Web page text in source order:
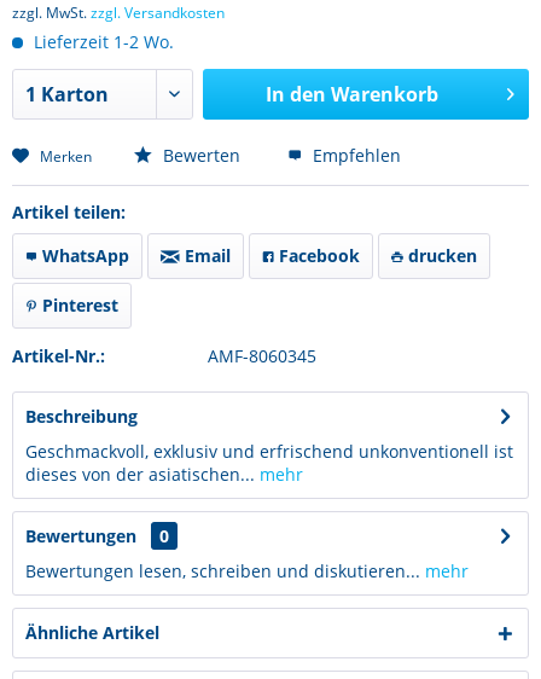
zzgl. MwSt.zzgl. Versandkosten
Lieferzeit 1-2 Wo.
In den Warenkorb
Merken Bewerten Empfehlen
Artikel teilen:
WhatsApp
Email Facebook drucken
Pinterest
Artikel-Nr.: AMF-8060345
Beschreibung
Geschmackvoll, exklusiv und erfrischend unkonventionell ist
dieses von der asiatischen... mehr
Bewertungen
0
Bewertungen lesen, schreiben und diskutieren... mehr
Ähnliche Artikel